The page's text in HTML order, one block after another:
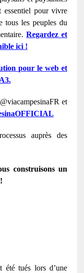
essentiel pour vivre
tous les peuples du
Regardez et
ici !
pour le web et
et
auprès des
construisons un
tués lors d’une